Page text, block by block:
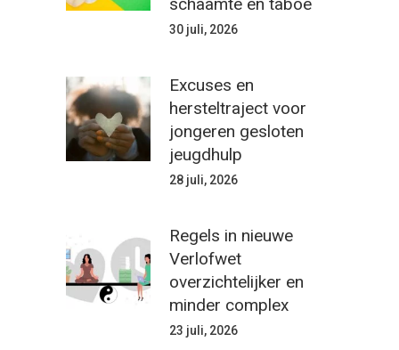
schaamte en taboe
30 juli, 2026
Excuses en
hersteltraject voor
jongeren gesloten
jeugdhulp
28 juli, 2026
Regels in nieuwe
Verlofwet
overzichtelijker en
minder complex
23 juli, 2026